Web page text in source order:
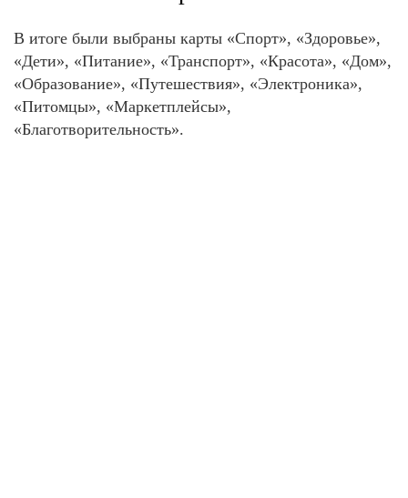
В итоге были выбраны карты «Спорт», «Здоровье»,
«Дети», «Питание», «Транспорт», «Красота», «Дом»,
«Образование», «Путешествия», «Электроника»,
«Питомцы», «Маркетплейсы»,
«Благотворительность».